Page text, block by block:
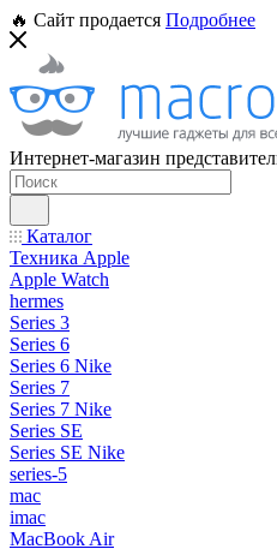
🔥 Сайт продается Подробнее
Интернет-магазин
Каталог
Техника Apple
Apple Watch
hermes
Series 3
Series 6
Series 6 Nike
Series 7
Series 7 Nike
Series SE
Series SE Nike
series-5
mac
imac
MacBook Air